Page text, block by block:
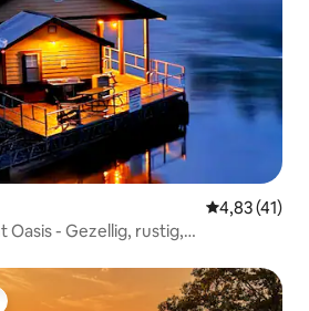
Gemiddelde
4,83 (41)
Oasis - Gezellig, rustig,